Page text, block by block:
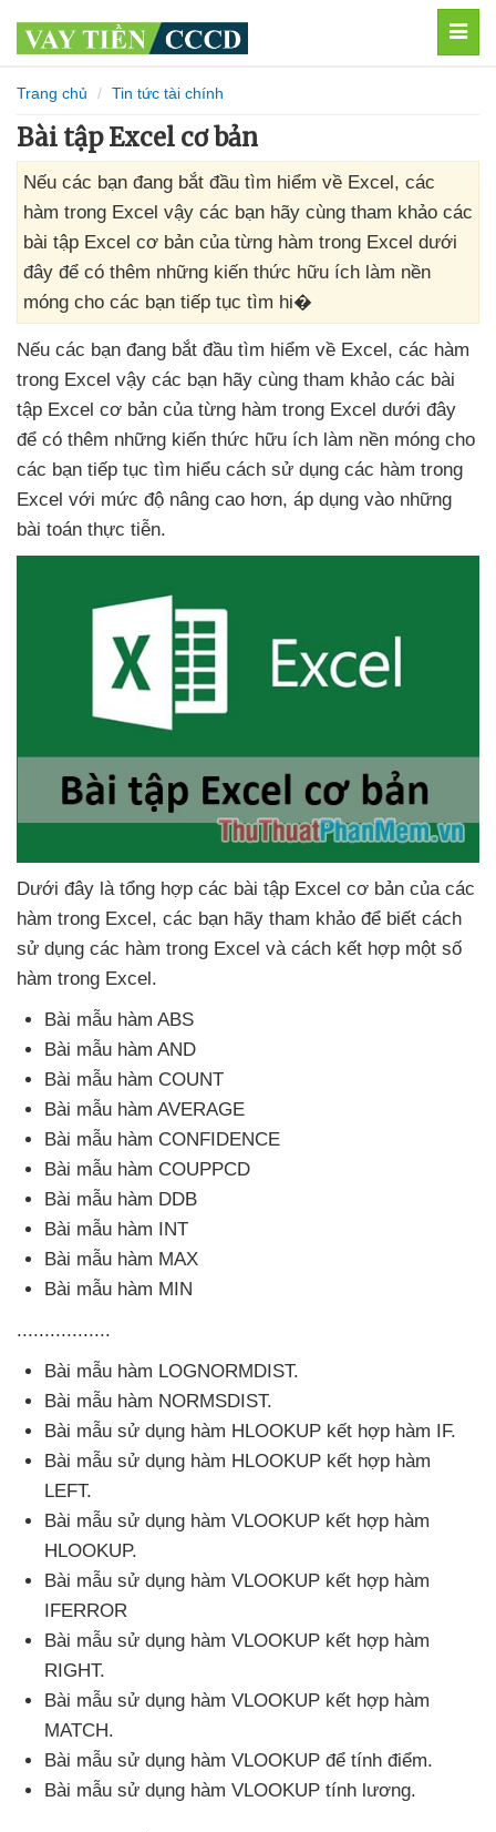
Trang chủ Tin tức tài chính
Bài tập Excel cơ bản
Nếu các bạn đang bắt đầu tìm hiểm về Excel, các
hàm trong Excel vậy các bạn hãy cùng tham khảo các
bài tập Excel cơ bản của từng hàm trong Excel dưới
đây để có thêm những kiến thức hữu ích làm nền
móng cho các bạn tiếp tục tìm hi�
Nếu các bạn đang bắt đầu tìm hiểm về Excel, các hàm
trong Excel vậy các bạn hãy cùng tham khảo các bài
tập Excel cơ bản của từng hàm trong Excel dưới đây
để có thêm những kiến thức hữu ích làm nền móng cho
các bạn tiếp tục tìm hiểu cách sử dụng các hàm trong
Excel với mức độ nâng cao hơn, áp dụng vào những
bài toán thực tiễn.
Dưới đây là tổng hợp các bài tập Excel cơ bản của các
hàm trong Excel, các bạn hãy tham khảo để biết cách
sử dụng các hàm trong Excel và cách kết hợp một số
hàm trong Excel.
Bài mẫu hàm ABS
Bài mẫu hàm AND
Bài mẫu hàm COUNT
Bài mẫu hàm AVERAGE
Bài mẫu hàm CONFIDENCE
Bài mẫu hàm COUPPCD
Bài mẫu hàm DDB
Bài mẫu hàm INT
Bài mẫu hàm MAX
Bài mẫu hàm MIN
.................
Bài mẫu hàm LOGNORMDIST.
Bài mẫu hàm NORMSDIST.
Bài mẫu sử dụng hàm HLOOKUP kết hợp hàm IF.
Bài mẫu sử dụng hàm HLOOKUP kết hợp hàm
LEFT.
Bài mẫu sử dụng hàm VLOOKUP kết hợp hàm
HLOOKUP.
Bài mẫu sử dụng hàm VLOOKUP kết hợp hàm
IFERROR
Bài mẫu sử dụng hàm VLOOKUP kết hợp hàm
RIGHT.
Bài mẫu sử dụng hàm VLOOKUP kết hợp hàm
MATCH.
Bài mẫu sử dụng hàm VLOOKUP để tính điểm.
Bài mẫu sử dụng hàm VLOOKUP tính lương.